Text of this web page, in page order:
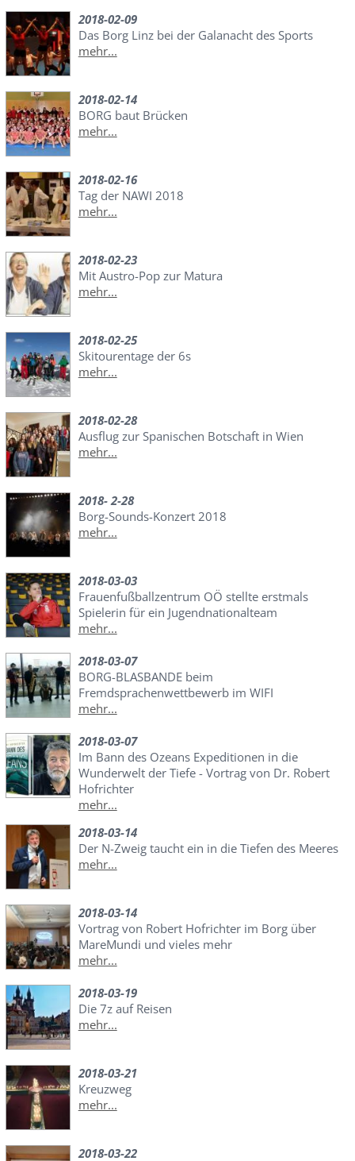
2018-02-09
Das Borg Linz bei der Galanacht des Sports
mehr...
2018-02-14
BORG baut Brücken
mehr...
2018-02-16
Tag der NAWI 2018
mehr...
2018-02-23
Mit Austro-Pop zur Matura
mehr...
2018-02-25
Skitourentage der 6s
mehr...
2018-02-28
Ausflug zur Spanischen Botschaft in Wien
mehr...
2018- 2-28
Borg-Sounds-Konzert 2018
mehr...
2018-03-03
Frauenfußballzentrum OÖ stellte erstmals
Spielerin für ein Jugendnationalteam
mehr...
2018-03-07
BORG-BLASBANDE beim
Fremdsprachenwettbewerb im WIFI
mehr...
2018-03-07
Im Bann des Ozeans Expeditionen in die
Wunderwelt der Tiefe - Vortrag von Dr. Robert
Hofrichter
mehr...
2018-03-14
Der N-Zweig taucht ein in die Tiefen des Meeres
mehr...
2018-03-14
Vortrag von Robert Hofrichter im Borg über
MareMundi und vieles mehr
mehr...
2018-03-19
Die 7z auf Reisen
mehr...
2018-03-21
Kreuzweg
mehr...
2018-03-22